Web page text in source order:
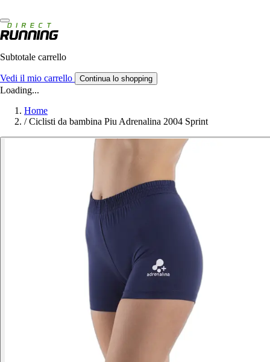
Subtotale carrello
Vedi il mio carrello Continua lo shopping
Loading...
Home
/ Ciclisti da bambina Piu Adrenalina 2004 Sprint